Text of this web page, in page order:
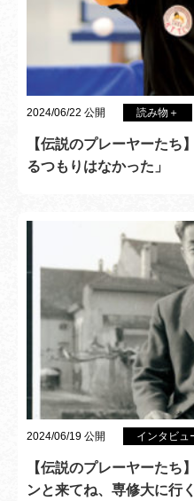
2024/06/22 公開 読み物＋
【伝説のプレーヤーたち
るつもりはなかった」
2024/06/19 公開 インタビュ
【伝説のプレーヤーたち
ンと来てね、専修大に行